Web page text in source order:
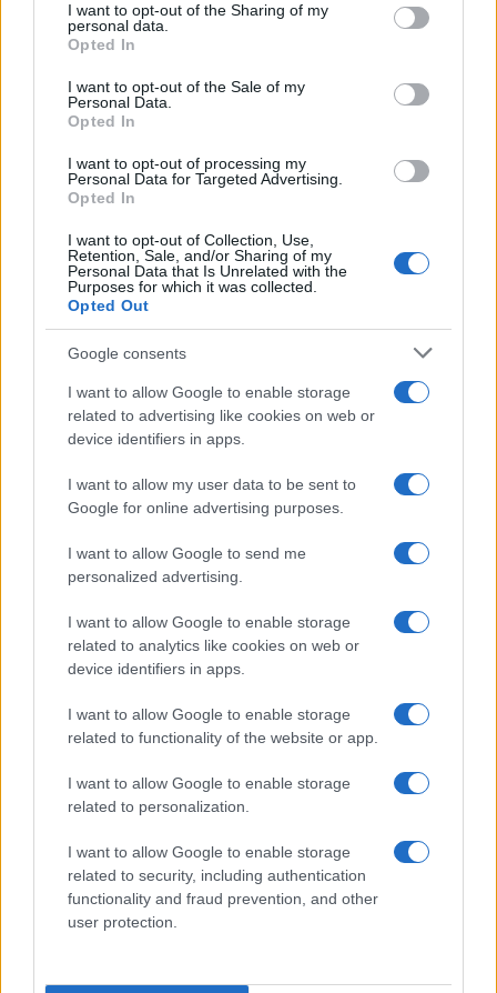
not limited to your visit or usage behaviour. You may click to
grant or deny consent to Google and its third-party tags to
use your data for below specified purposes in below Google
consent section.
I want to opt-out of the Sharing of my
personal data.
Opted In
I want to opt-out of the Sale of my
Personal Data.
Opted In
I want to opt-out of processing my
Personal Data for Targeted Advertising.
Opted In
I want to opt-out of Collection, Use,
Retention, Sale, and/or Sharing of my
Personal Data that Is Unrelated with the
Purposes for which it was collected.
Opted Out
Google consents
I want to allow Google to enable storage
related to advertising like cookies on web or
device identifiers in apps.
I want to allow my user data to be sent to
Google for online advertising purposes.
I want to allow Google to send me
personalized advertising.
I want to allow Google to enable storage
related to analytics like cookies on web or
device identifiers in apps.
I want to allow Google to enable storage
related to functionality of the website or app.
I want to allow Google to enable storage
related to personalization.
I want to allow Google to enable storage
related to security, including authentication
functionality and fraud prevention, and other
user protection.
Auto prende fuoco sulla strada statale 125 a
Olbia, cosa è successo
danni ingenti
Auto finisce contro un muretto, un ferito ad
Arzachena
Incidente a Baia Sardinia, scontro tra auto e
moto: un ferito
Olbia, le previsioni meteo per lunedì 10 agosto
Mario Malu